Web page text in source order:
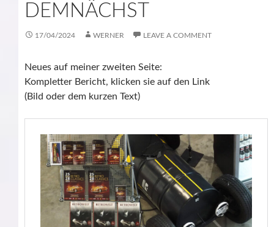
DEMNÄCHST
17/04/2024 WERNER LEAVE A COMMENT
Neues auf meiner zweiten Seite:
Kompletter Bericht, klicken sie auf den Link
(Bild oder dem kurzen Text)